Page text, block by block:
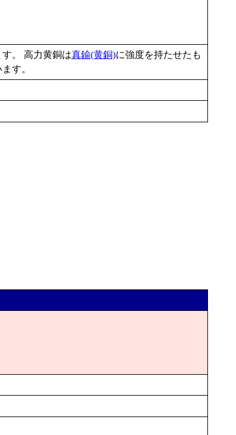
。 高力黄銅は真鍮(黄銅)に強度を持たせたも
す。